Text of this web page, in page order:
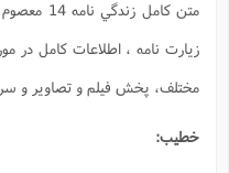
معصوم (ع) ، احاديث و روايات آنان، همراه با
مذهبي، پخش مولودي و مدايح